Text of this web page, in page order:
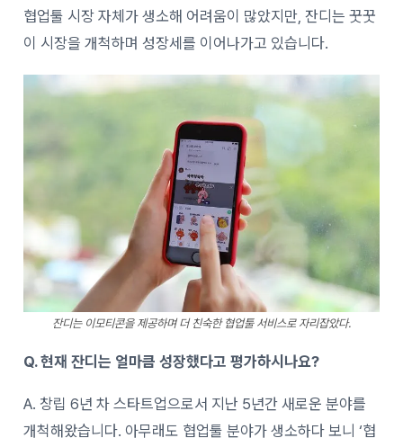
협업툴 시장 자체가 생소해 어려움이 많았지만, 잔디는 꿋꿋
이 시장을 개척하며 성장세를 이어나가고 있습니다.
잔디는 이모티콘을 제공하며 더 친숙한 협업툴 서비스로 자리잡았다.
Q. 현재 잔디는 얼마큼 성장했다고 평가하시나요?
A. 창립 6년 차 스타트업으로서 지난 5년간 새로운 분야를
개척해왔습니다. 아무래도 협업툴 분야가 생소하다 보니 ‘협